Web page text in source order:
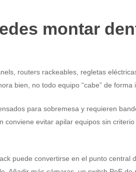
montar
routers rackeables, regletas
bien, no todo equipo “cabe” de
para sobremesa y requieren
conviene evitar apilar equipos sin
puede convertirse en el punto